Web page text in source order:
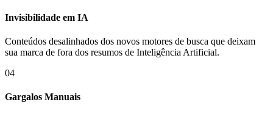
Invisibilidade em IA
Conteúdos desalinhados dos novos motores de busca que deixam
sua marca de fora dos resumos de Inteligência Artificial.
04
Gargalos Manuais